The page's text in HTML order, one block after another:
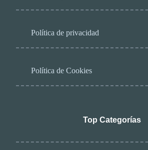
Política de privacidad
Política de Cookies
Top Categorías